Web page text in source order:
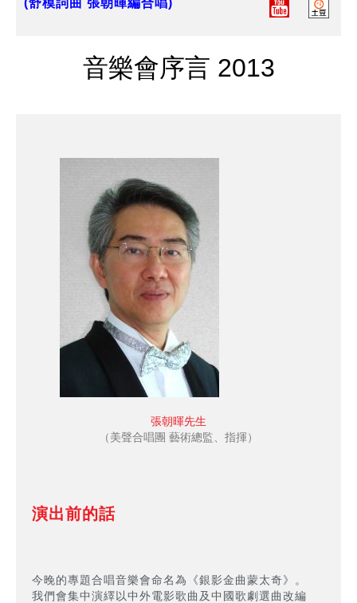
(舒模詞曲 張朝暉編合唱)
音樂會序言 2013
張朝暉先生
（美聲合唱團 藝術總監、指揮）
演出前的話
今晚的專題合唱音樂會命名為《銀影金曲蒙太奇》。
我們會集中演繹以中外電影歌曲及中國歌劇選曲改編